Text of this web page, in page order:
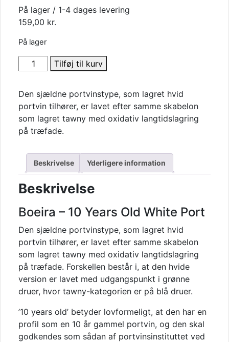
På lager / 1-4 dages levering
159,00 kr.
På lager
Boeira
-
Years
Old
White
Port
Tilføj til kurv
Den sjældne portvinstype, som lagret hvid
portvin tilhører, er lavet efter samme skabelon
som lagret tawny med oxidativ langtidslagring
på træfade.
Beskrivelse Yderligere information
Beskrivelse
Boeira – 10 Years Old White Port
Den sjældne portvinstype, som lagret hvid
portvin tilhører, er lavet efter samme skabelon
som lagret tawny med oxidativ langtidslagring
på træfade. Forskellen består i, at den hvide
version er lavet med udgangspunkt i grønne
druer, hvor tawny-kategorien er på blå druer.
’10 years old’ betyder lovformeligt, at den har en
profil som en 10 år gammel portvin, og den skal
godkendes som sådan af portvinsinstituttet ved